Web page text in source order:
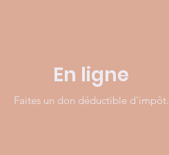
En ligne
Faites un don déductible d'impôt.